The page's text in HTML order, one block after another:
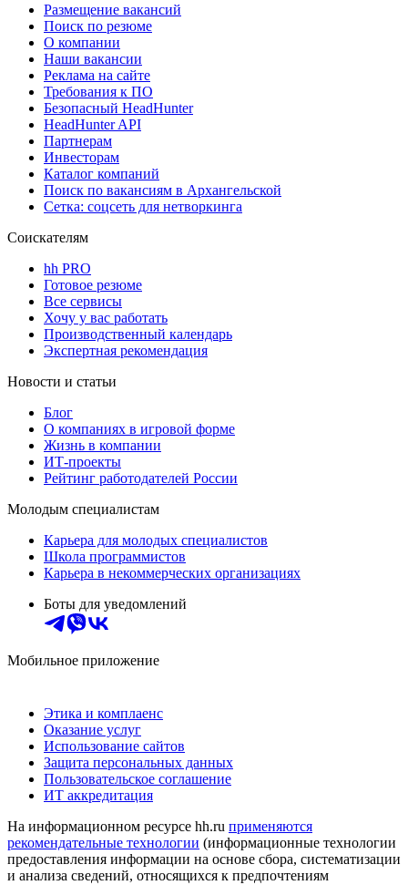
Размещение вакансий
Поиск по резюме
О компании
Наши вакансии
Реклама на сайте
Требования к ПО
Безопасный HeadHunter
HeadHunter API
Партнерам
Инвесторам
Каталог компаний
Поиск по вакансиям в Архангельской
Сетка: соцсеть для нетворкинга
Соискателям
hh PRO
Готовое резюме
Все сервисы
Хочу у вас работать
Производственный календарь
Экспертная рекомендация
Новости и статьи
Блог
О компаниях в игровой форме
Жизнь в компании
ИТ-проекты
Рейтинг работодателей России
Молодым специалистам
Карьера для молодых специалистов
Школа программистов
Карьера в некоммерческих организациях
Боты для уведомлений
Мобильное приложение
Этика и комплаенс
Оказание услуг
Использование сайтов
Защита персональных данных
Пользовательское соглашение
ИТ аккредитация
На информационном ресурсе hh.ru применяются
рекомендательные технологии (информационные технологии
предоставления информации на основе сбора, систематизации
и анализа сведений, относящихся к предпочтениям